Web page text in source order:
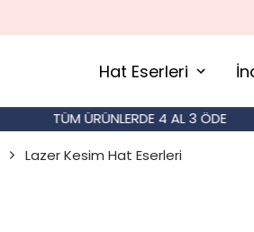
Hat Eserleri
TÜM ÜRÜNLERDE 4 AL 3 ÖDE
Lazer Kesim Hat Eserleri